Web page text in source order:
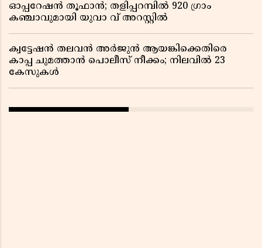
ഓപ്പറേഷൻ തൂഫാൻ; തളിപ്പറമ്പിൽ 920 ഗ്രാം
കഞ്ചാവുമായി യുവാ വ് അറസ്റ്റിൽ
ക്വട്ടേഷൻ തലവൻ അർജുൻ ആയങ്കിക്കെതിരെ
കാപ്പ ചുമത്താൻ പൊലീസ് നീക്കം; നിലവിൽ 23
കേസുകൾ